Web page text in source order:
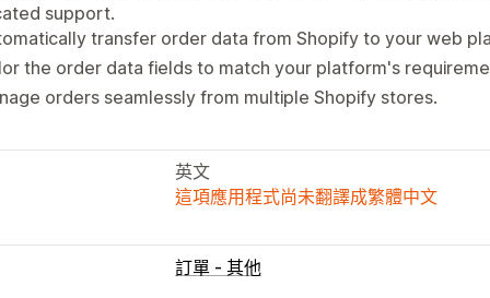
support.
transfer order data from Shopify to your web
the order data fields to match your platform's
orders seamlessly from multiple Shopify stores.
英文
這項應用程式尚未翻譯成繁體中文
訂單 - 其他